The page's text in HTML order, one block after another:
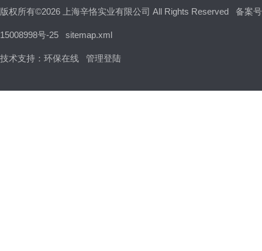
版权所有©2026 上海辛恪实业有限公司 All Rights Reserved 备案
15008998号-25 sitemap.xml
技术支持： 环保在线 管理登陆